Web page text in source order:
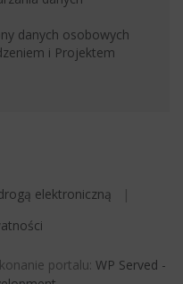
danych osobowych
i Projektem
elektroniczną
portalu: WP Served -